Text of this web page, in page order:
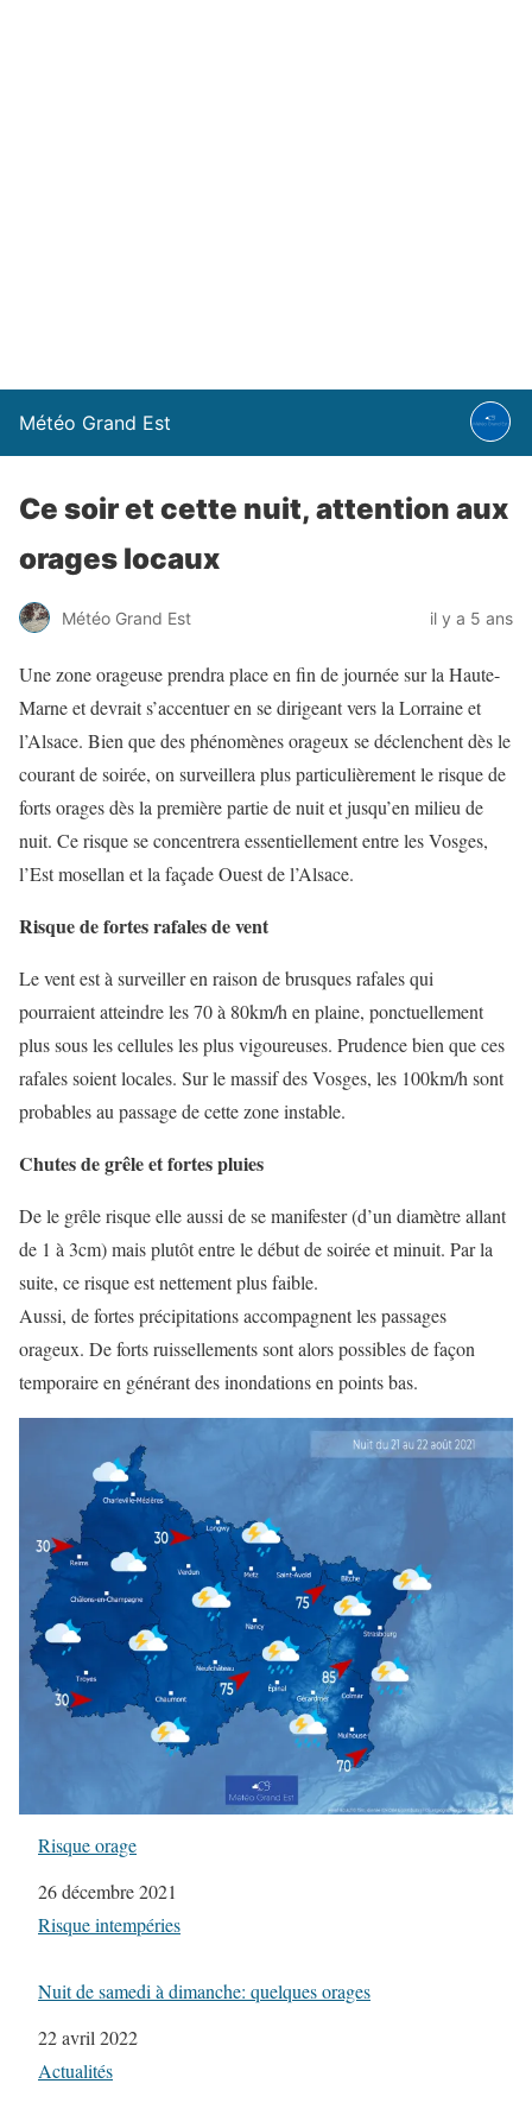
Météo Grand Est
Ce soir et cette nuit, attention aux
orages locaux
Météo Grand Est il y a 5 ans
Une zone orageuse prendra place en fin de journée sur la Haute-
Marne et devrait s’accentuer en se dirigeant vers la Lorraine et
l’Alsace. Bien que des phénomènes orageux se déclenchent dès le
courant de soirée, on surveillera plus particulièrement le risque de
forts orages dès la première partie de nuit et jusqu’en milieu de
nuit. Ce risque se concentrera essentiellement entre les Vosges,
l’Est mosellan et la façade Ouest de l’Alsace.
Risque de fortes rafales de vent
Le vent est à surveiller en raison de brusques rafales qui
pourraient atteindre les 70 à 80km/h en plaine, ponctuellement
plus sous les cellules les plus vigoureuses. Prudence bien que ces
rafales soient locales. Sur le massif des Vosges, les 100km/h sont
probables au passage de cette zone instable.
Chutes de grêle et fortes pluies
De le grêle risque elle aussi de se manifester (d’un diamètre allant
de 1 à 3cm) mais plutôt entre le début de soirée et minuit. Par la
suite, ce risque est nettement plus faible.
Aussi, de fortes précipitations accompagnent les passages
orageux. De forts ruissellements sont alors possibles de façon
temporaire en générant des inondations en points bas.
Risque orage
Date
26 décembre 2021
Par rapport à
Risque intempéries
Nuit de samedi à dimanche: quelques orages
Date
22 avril 2022
Par rapport à
Actualités